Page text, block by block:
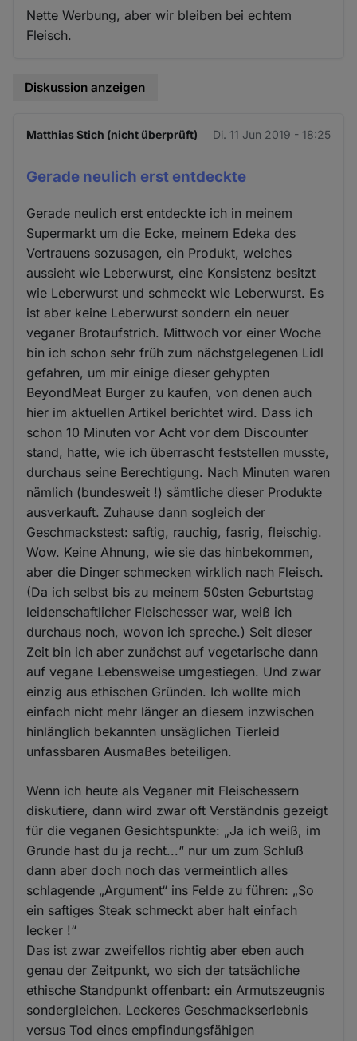
Nette Werbung, aber wir bleiben bei echtem
Fleisch.
Diskussion anzeigen
Matthias Stich (nicht überprüft) Di. 11 Jun 2019 - 18:25
Gerade neulich erst entdeckte
Gerade neulich erst entdeckte ich in meinem
Supermarkt um die Ecke, meinem Edeka des
Vertrauens sozusagen, ein Produkt, welches
aussieht wie Leberwurst, eine Konsistenz besitzt
wie Leberwurst und schmeckt wie Leberwurst. Es
ist aber keine Leberwurst sondern ein neuer
veganer Brotaufstrich. Mittwoch vor einer Woche
bin ich schon sehr früh zum nächstgelegenen Lidl
gefahren, um mir einige dieser gehypten
BeyondMeat Burger zu kaufen, von denen auch
hier im aktuellen Artikel berichtet wird. Dass ich
schon 10 Minuten vor Acht vor dem Discounter
stand, hatte, wie ich überrascht feststellen musste,
durchaus seine Berechtigung. Nach Minuten waren
nämlich (bundesweit !) sämtliche dieser Produkte
ausverkauft. Zuhause dann sogleich der
Geschmackstest: saftig, rauchig, fasrig, fleischig.
Wow. Keine Ahnung, wie sie das hinbekommen,
aber die Dinger schmecken wirklich nach Fleisch.
(Da ich selbst bis zu meinem 50sten Geburtstag
leidenschaftlicher Fleischesser war, weiß ich
durchaus noch, wovon ich spreche.) Seit dieser
Zeit bin ich aber zunächst auf vegetarische dann
auf vegane Lebensweise umgestiegen. Und zwar
einzig aus ethischen Gründen. Ich wollte mich
einfach nicht mehr länger an diesem inzwischen
hinlänglich bekannten unsäglichen Tierleid
unfassbaren Ausmaßes beteiligen.
Wenn ich heute als Veganer mit Fleischessern
diskutiere, dann wird zwar oft Verständnis gezeigt
für die veganen Gesichtspunkte: „Ja ich weiß, im
Grunde hast du ja recht...“ nur um zum Schluß
dann aber doch noch das vermeintlich alles
schlagende „Argument“ ins Felde zu führen: „So
ein saftiges Steak schmeckt aber halt einfach
lecker !“
Das ist zwar zweifellos richtig aber eben auch
genau der Zeitpunkt, wo sich der tatsächliche
ethische Standpunkt offenbart: ein Armutszeugnis
sondergleichen. Leckeres Geschmackserlebnis
versus Tod eines empfindungsfähigen